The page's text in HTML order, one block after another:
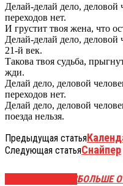
Делай-делай дело, деловой
переходов нет.
И грустит твоя жена, что
Делай-делай дело,
21-й век.
Такова твоя судьба,
жди.
Делай дело, деловой
переходов нет.
Делай дело, деловой
поезда нельзя.
Предыдущая статья
Следующая статьяСнайпер
БОЛЬШЕ